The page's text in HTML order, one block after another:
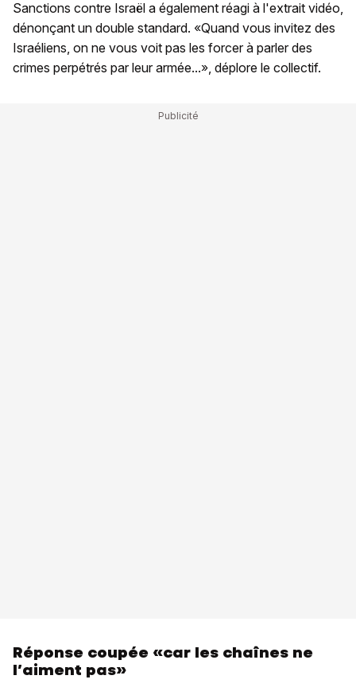
Sanctions contre Israël a également réagi à l'extrait vidéo,
dénonçant un double standard. «Quand vous invitez des
Israéliens, on ne vous voit pas les forcer à parler des
crimes perpétrés par leur armée...», déplore le collectif.
Réponse coupée «car les chaînes ne
l’aiment pas»